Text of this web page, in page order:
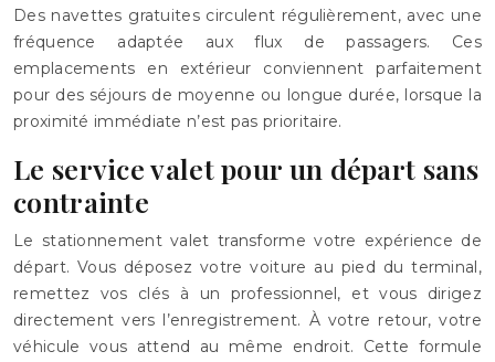
Des navettes gratuites circulent régulièrement, avec une
fréquence adaptée aux flux de passagers. Ces
emplacements en extérieur conviennent parfaitement
pour des séjours de moyenne ou longue durée, lorsque la
proximité immédiate n’est pas prioritaire.
Le service valet pour un départ sans
contrainte
Le stationnement valet transforme votre expérience de
départ. Vous déposez votre voiture au pied du terminal,
remettez vos clés à un professionnel, et vous dirigez
directement vers l’enregistrement. À votre retour, votre
véhicule vous attend au même endroit. Cette formule